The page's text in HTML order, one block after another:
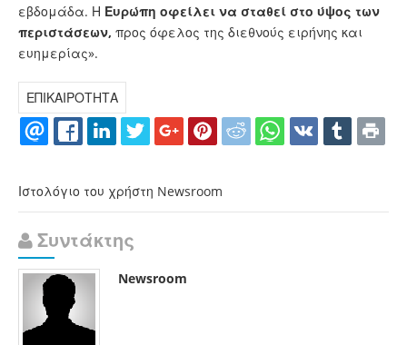
εβδομάδα. Η Ευρώπη οφείλει να σταθεί στο ύψος των
περιστάσεων, προς όφελος της διεθνούς ειρήνης και
ευημερίας».
ΕΠΙΚΑΙΡΟΤΗΤΑ
Ιστολόγιο του χρήστη Newsroom
Συντάκτης
Newsroom